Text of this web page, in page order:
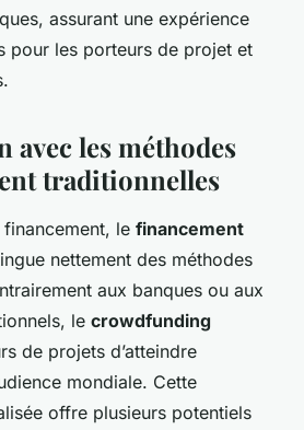
assurant une expérience
pour les porteurs de projet et
avec les méthodes
traditionnelles
le financement
nettement des méthodes
aux banques ou aux
le crowdfunding
de projets d’atteindre
mondiale. Cette
offre plusieurs potentiels